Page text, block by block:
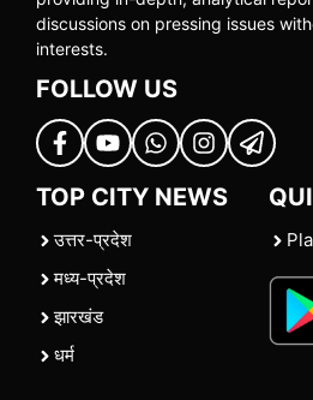
discussions on pressing issues
interests.
FOLLOW US
TOP CITY NEWS
उत्तर-प्रदेश
मध्य-प्रदेश
झारखंड
धर्म